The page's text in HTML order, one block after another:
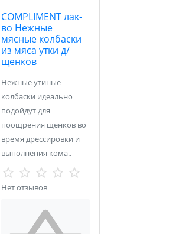
COMPLIMENT лак-
во Нежные
мясные колбаски
из мяса утки д/
щенков
Нежные утиные
колбаски идеально
подойдут для
поощрения щенков во
время дрессировки и
выполнения кома..
Нет отзывов